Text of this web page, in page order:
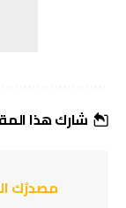
شارك هذا
مصدرُك